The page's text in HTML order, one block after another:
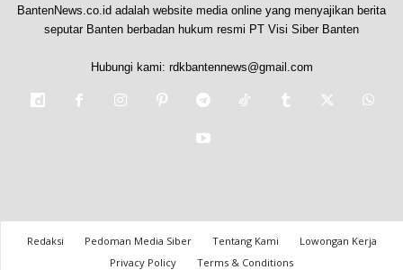
BantenNews.co.id adalah website media online yang menyajikan berita
seputar Banten berbadan hukum resmi PT Visi Siber Banten
Hubungi kami: rdkbantennews@gmail.com
Redaksi Pedoman Media Siber Tentang Kami
Lowongan Kerja
Privacy Policy
Terms & Conditions